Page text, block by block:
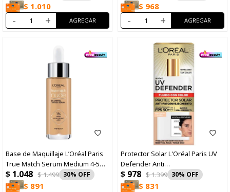
$ 1.010
- +
$ 968
- +
Base de Maquillaje L’Oréal Paris
True Match Serum Medium 4-5
30ml
$ 1.048 $1.499 30
$ 891
Protector Solar L'Oréal Paris UV
Defender Anti
Fotoenvejecimiento FPS50 Tono
Claro 40gr
$ 978 $1.399 30
$ 831